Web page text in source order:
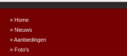
» Home
» Nieuws
» Aanbiedingen
» Foto's